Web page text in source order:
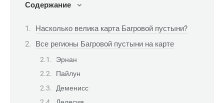
Содержание
Насколько велика карта Багровой пустыни?
Все регионы Багровой пустыни на карте
Эрнан
Пайлун
Деменисс